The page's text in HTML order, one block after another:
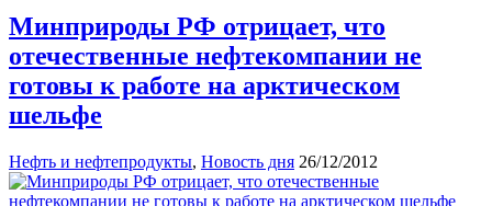
Минприроды РФ отрицает, что
отечественные нефтекомпании не
готовы к работе на арктическом
шельфе
Нефть и нефтепродукты, Новость дня 26/12/2012